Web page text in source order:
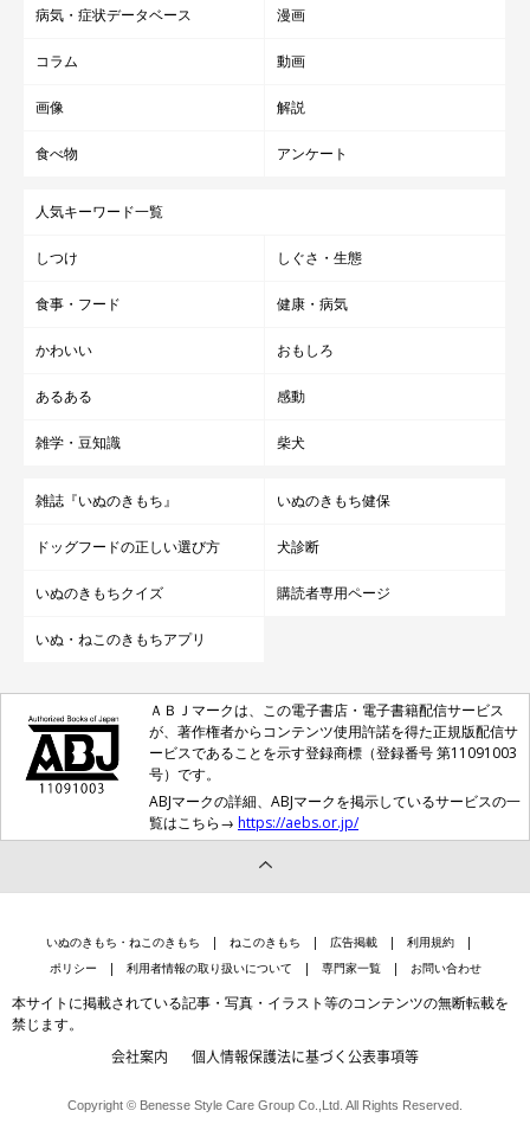
病気・症状データベース 漫画
コラム 動画
画像 解説
食べ物 アンケート
人気キーワード一覧
しつけ しぐさ・生態
食事・フード 健康・病気
かわいい おもしろ
あるある 感動
雑学・豆知識 柴犬
雑誌『いぬのきもち』 いぬのきもち健保
ドッグフードの正しい選び方 犬診断
いぬのきもちクイズ 購読者専用ページ
いぬ・ねこのきもちアプリ
ＡＢＪマークは、この電子書店・電子書籍配信サービス
が、著作権者からコンテンツ使用許諾を得た正規版配信サ
ービスであることを示す登録商標（登録番号 第11091003
号）です。
ABJマークの詳細、ABJマークを掲示しているサービスの一
覧はこちら→ https://aebs.or.jp/
いぬのきもち・ねこのきもち ねこのきもち 広告掲載
利用規約
ポリシー
利用者情報の取り扱いについて 専門家一覧 お問い合わせ
本サイトに掲載されている記事・写真・イラスト等のコンテンツの無断転載を
禁じます。
会社案内 個人情報保護法に基づく公表事項等
Copyright © Benesse Style Care Group Co.,Ltd. All Rights Reserved.